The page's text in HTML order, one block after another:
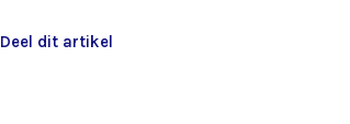
Deel dit artikel